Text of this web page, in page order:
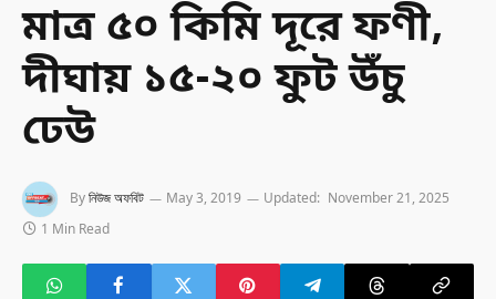
মাত্র ৫০ কিমি দূরে ফণী,
দীঘায় ১৫-২০ ফুট উঁচু
ঢেউ
Byনিউজ অফবিট May 3, 2019 Updated: November 21, 2025
1 Min Read